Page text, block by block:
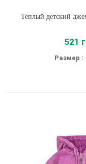
Купить
Теплый детский
521
Размер :